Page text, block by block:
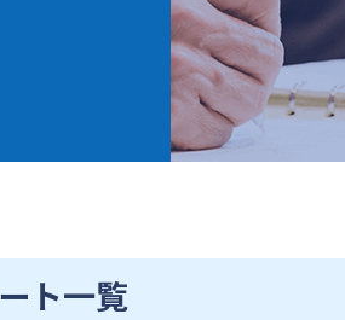
ト一覧